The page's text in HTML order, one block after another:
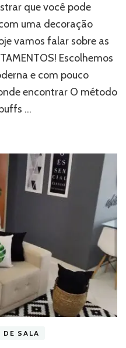
que você pode
uma decoração
vamos falar sobre as
Escolhemos
e com pouco
encontrar O método
…
DE SALA